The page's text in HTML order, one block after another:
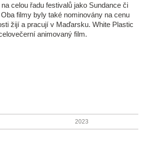
celou řadu festivalů jako Sundance či
filmy byly také nominovány na cenu
žijí a pracují v Maďarsku. White Plastic
animovaný film.
2023